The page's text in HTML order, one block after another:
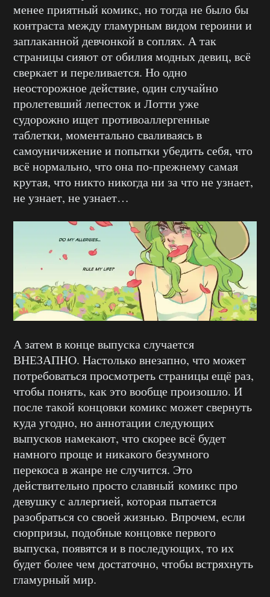
менее приятный комикс, но тогда не было бы
контраста между гламурным видом героини и
заплаканной девчонкой в соплях. А так
страницы сияют от обилия модных девиц, всё
сверкает и переливается. Но одно
неосторожное действие, один случайно
пролетевший лепесток и Лотти уже
судорожно ищет противоаллергенные
таблетки, моментально сваливаясь в
самоуничижение и попытки убедить себя, что
всё нормально, что она по-прежнему самая
крутая, что никто никогда ни за что не узнает,
не узнает, не узнает…
А затем в конце выпуска случается
ВНЕЗАПНО. Настолько внезапно, что может
потребоваться просмотреть страницы ещё раз,
чтобы понять, как это вообще произошло. И
после такой концовки комикс может свернуть
куда угодно, но аннотации следующих
выпусков намекают, что скорее всё будет
намного проще и никакого безумного
перекоса в жанре не случится. Это
действительно просто славный комикс про
девушку с аллергией, которая пытается
разобраться со своей жизнью. Впрочем, если
сюрпризы, подобные концовке первого
выпуска, появятся и в последующих, то их
будет более чем достаточно, чтобы встряхнуть
гламурный мир.